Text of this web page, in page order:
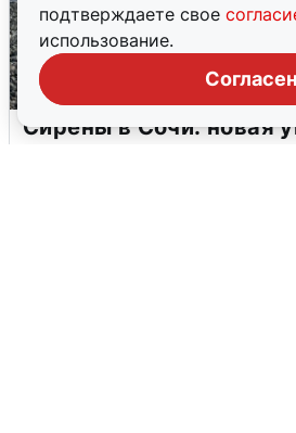
подтверждаете свое
использование.
Согласен
Сирены в Сочи: новая